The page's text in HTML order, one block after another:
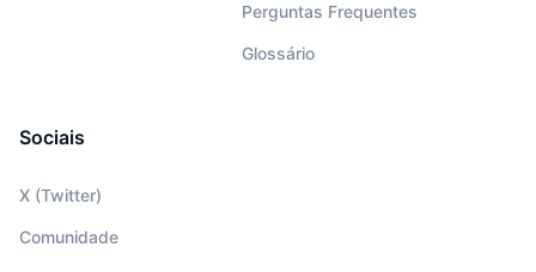
Perguntas Frequentes
Glossário
Sociais
X (Twitter)
Comunidade